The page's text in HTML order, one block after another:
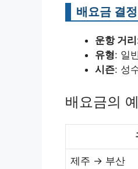
배요금 결
운항 거리
유형: 일
시즌: 성
배요금의
제주 → 부산